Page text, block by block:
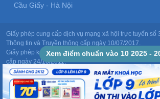
Cầu Giấy - Hà Nội
Giấy phép cung cấp dịch vụ mạng xã hội trực tuyến số
Thông tin và Truyền thông cấp ngày 10/07/2017.
Giấy phép kinh doanh giáo dục: MST-0106478082 do
cấp ngày 24/10/2011.
Chịu trách nhiệm nội dung: Phạm Đức Tuệ.
Xem điểm chuẩn vào 10 2025 -